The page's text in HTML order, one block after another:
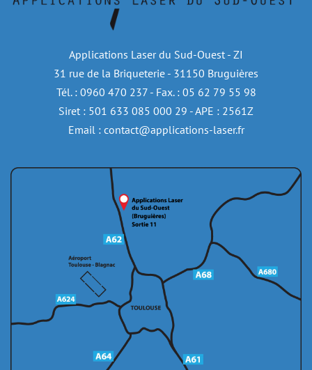
Applications Laser du Sud-Ouest - ZI
31 rue de la Briqueterie - 31150 Bruguières
Tél. : 0960 470 237 - Fax. : 05 62 79 55 98
Siret : 501 633 085 000 29 - APE : 2561Z
Email : contact@applications-laser.fr